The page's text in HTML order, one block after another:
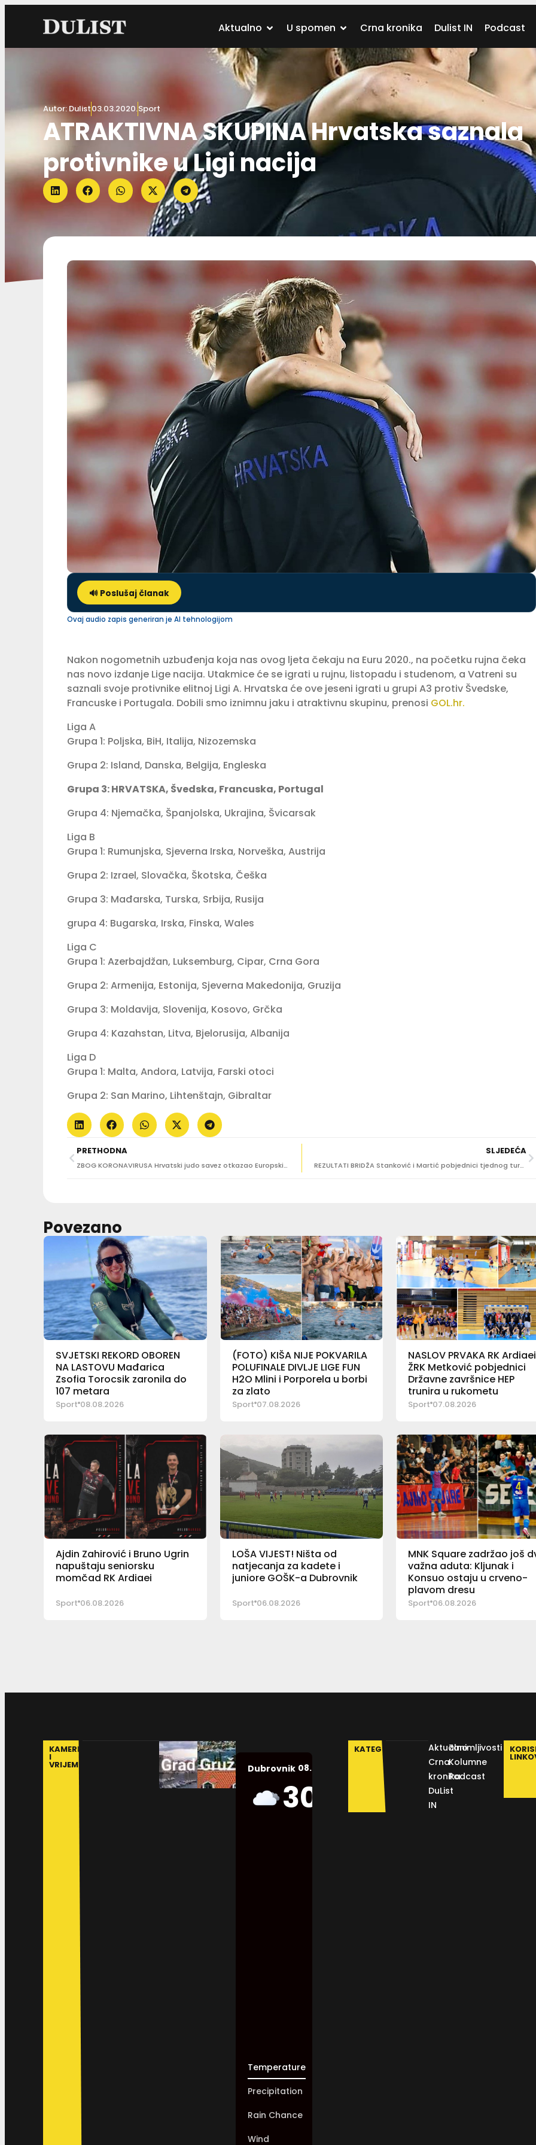
Aktualno U spomen Crna kronika Dulist IN Podcast
Autor:Dulist03.03.2020.Sport
ATRAKTIVNA SKUPINA Hrvatska saznala
protivnike u Ligi nacija
🔊 Poslušaj članak
Ovaj audio zapis generiran je AI tehnologijom
Nakon nogometnih uzbuđenja koja nas ovog ljeta čekaju na Euru 2020., na početku rujna čeka
nas novo izdanje Lige nacija. Utakmice će se igrati u rujnu, listopadu i studenom, a Vatreni su
saznali svoje protivnike elitnoj Ligi A. Hrvatska će ove jeseni igrati u grupi A3 protiv Švedske,
Francuske i Portugala. Dobili smo iznimnu jaku i atraktivnu skupinu, prenosi GOL.hr.
Liga A
Grupa 1: Poljska, BiH, Italija, Nizozemska
Grupa 2: Island, Danska, Belgija, Engleska
Grupa 3: HRVATSKA, Švedska, Francuska, Portugal
Grupa 4: Njemačka, Španjolska, Ukrajina, Švicarsak
Liga B
Grupa 1: Rumunjska, Sjeverna Irska, Norveška, Austrija
Grupa 2: Izrael, Slovačka, Škotska, Češka
Grupa 3: Mađarska, Turska, Srbija, Rusija
grupa 4: Bugarska, Irska, Finska, Wales
Liga C
Grupa 1: Azerbajdžan, Luksemburg, Cipar, Crna Gora
Grupa 2: Armenija, Estonija, Sjeverna Makedonija, Gruzija
Grupa 3: Moldavija, Slovenija, Kosovo, Grčka
Grupa 4: Kazahstan, Litva, Bjelorusija, Albanija
Liga D
Grupa 1: Malta, Andora, Latvija, Farski otoci
Grupa 2: San Marino, Lihtenštajn, Gibraltar
PRETHODNA
ZBOG KORONAVIRUSA Hrvatski judo savez otkazao Europski kadetski kup
SLJEDEĆA
REZULTATI BRIDŽA Stanković i Martić pobjednici tjednog turnira
Povezano
SVJETSKI REKORD OBOREN
NA LASTOVU Mađarica
Zsofia Torocsik zaronila do
107 metara
Sport 08.08.2026
(FOTO) KIŠA NIJE POKVARILA
POLUFINALE DIVLJE LIGE FUN
H2O Mlini i Porporela u borbi
za zlato
Sport 07.08.2026
NASLOV PRVAKA RK
ŽRK Metković pobjednici
Državne završnice HEP
trunira u rukometu
Sport 07.08.2026
Ajdin Zahirović i Bruno Ugrin
napuštaju seniorsku
momčad RK Ardiaei
Sport 06.08.2026
LOŠA VIJEST! Ništa od
natjecanja za kadete i
juniore GOŠK-a Dubrovnik
Sport 06.08.2026
MNK Square zadržao još
važna aduta: Kljunak i
Konsuo ostaju u crveno-
plavom dresu
Sport 06.08.2026
KAMERE
I
VRIJEME Dubrovnik 08.08.2026.
30
Humidity:
Temperature
Precipitation
Rain Chance
Wind
KATEGORIJE
Aktualno
Crna
kronika
DuList
IN
Zanimljivosti
Kolumne
Podcast